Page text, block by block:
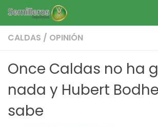
Saltar al contenido
CALDAS / OPINIÓN
Once Caldas no ha
nada y Hubert
sabe